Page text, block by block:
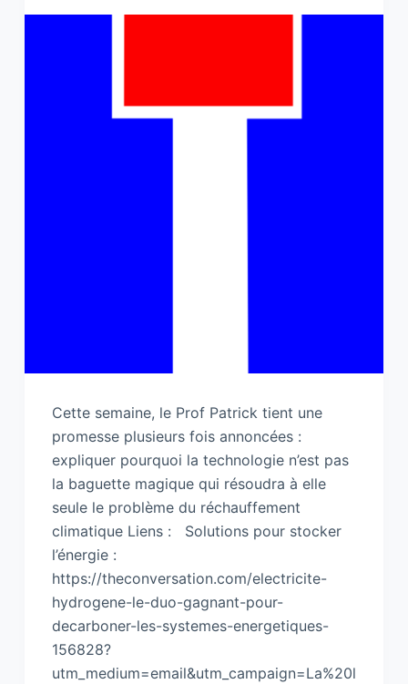
Cette semaine, le Prof Patrick tient une
promesse plusieurs fois annoncées :
expliquer pourquoi la technologie n’est pas
la baguette magique qui résoudra à elle
seule le problème du réchauffement
climatique Liens : Solutions pour stocker
l’énergie :
https://theconversation.com/electricite-
hydrogene-le-duo-gagnant-pour-
decarboner-les-systemes-energetiques-
156828?
utm_medium=email&utm_campaign=La%20l